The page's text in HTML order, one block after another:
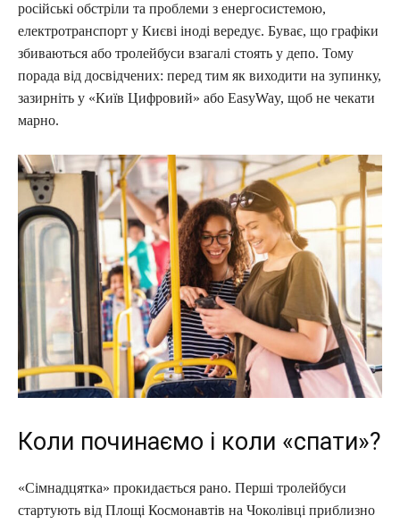
російські обстріли та проблеми з енергосистемою,
електротранспорт у Києві іноді вередує. Буває, що графіки
збиваються або тролейбуси взагалі стоять у депо. Тому
порада від досвідчених: перед тим як виходити на зупинку,
зазирніть у «Київ Цифровий» або EasyWay, щоб не чекати
марно.
Коли починаємо і коли «спати»?
«Сімнадцятка» прокидається рано. Перші тролейбуси
стартують від Площі Космонавтів на Чоколівці приблизно